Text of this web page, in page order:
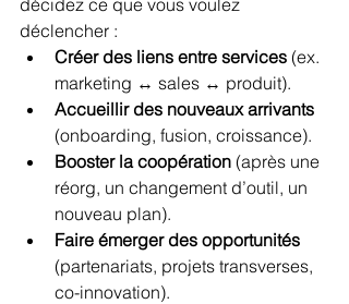
déclencher :
Créer des liens entre services (ex.
marketing ↔ sales ↔ produit).
Accueillir des nouveaux arrivants
(onboarding, fusion, croissance).
Booster la coopération (après une
réorg, un changement d’outil, un
nouveau plan).
Faire émerger des opportunités
(partenariats, projets transverses,
co-innovation).